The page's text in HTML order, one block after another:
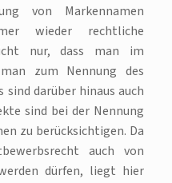
von Markennamen
wieder rechtliche
nur, dass man im
zum Nennung des
darüber hinaus auch
sind bei der Nennung
zu berücksichtigen. Da
auch von
dürfen, liegt hier